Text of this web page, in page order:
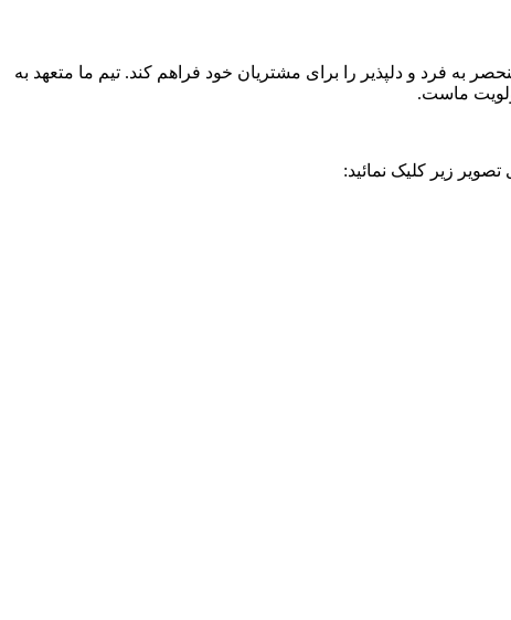
به فرد و دلپذیر را برای مشتریان خود فراهم کند. تیم ما متعهد به
ماست.
زیر کلیک نمائید: